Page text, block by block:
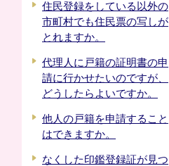
住民登録をしている以外の
市町村でも住民票の写しが
とれますか。
代理人に戸籍の証明書の申
請に行かせたいのですが、
どうしたらよいですか。
他人の戸籍を申請すること
はできますか。
なくした印鑑登録証が見つ